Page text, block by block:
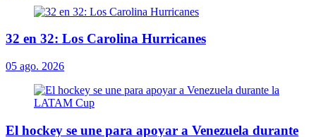
32 en 32: Los Carolina Hurricanes
05 ago. 2026
El hockey se une para apoyar a Venezuela durante